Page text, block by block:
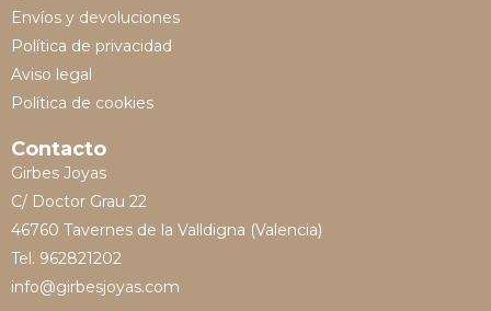
Envíos y devoluciones
Política de privacidad
Aviso legal
Política de cookies
Contacto
Girbes Joyas
C/ Doctor Grau 22
46760 Tavernes de la Valldigna (Valencia)
Tel. 962821202
info@girbesjoyas.com